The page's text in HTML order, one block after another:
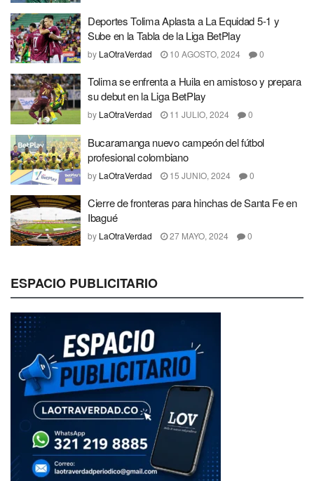
Deportes Tolima Aplasta a La Equidad 5-1 y
Sube en la Tabla de la Liga BetPlay
by LaOtraVerdad 10 AGOSTO, 2024 0
Tolima se enfrenta a Huila en amistoso y prepara
su debut en la Liga BetPlay
by LaOtraVerdad 11 JULIO, 2024 0
Bucaramanga nuevo campeón del fútbol
profesional colombiano
by LaOtraVerdad 15 JUNIO, 2024 0
Cierre de fronteras para hinchas de Santa Fe en
Ibagué
by LaOtraVerdad 27 MAYO, 2024 0
ESPACIO PUBLICITARIO